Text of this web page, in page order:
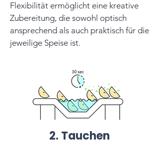
Flexibilität ermöglicht eine kreative
Zubereitung, die sowohl optisch
ansprechend als auch praktisch für die
jeweilige Speise ist.
2. Tauchen